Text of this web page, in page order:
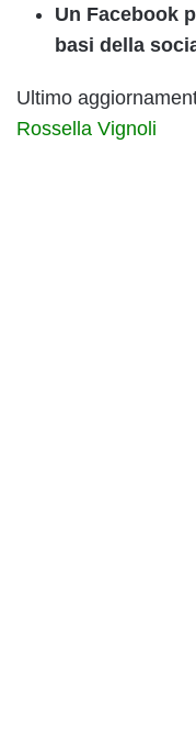
Un Facebook
basi della
Ultimo
Rossella Vignoli